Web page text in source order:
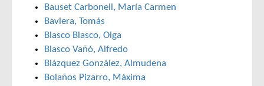
Bauset Carbonell, María Carmen
Baviera, Tomás
Blasco Blasco, Olga
Blasco Vañó, Alfredo
Blázquez González, Almudena
Bolaños Pizarro, Máxima